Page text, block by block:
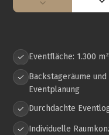
Eventfläche: 1.300 m²
Backstageräume
Eventplanung
Durchdachte
Individuelle